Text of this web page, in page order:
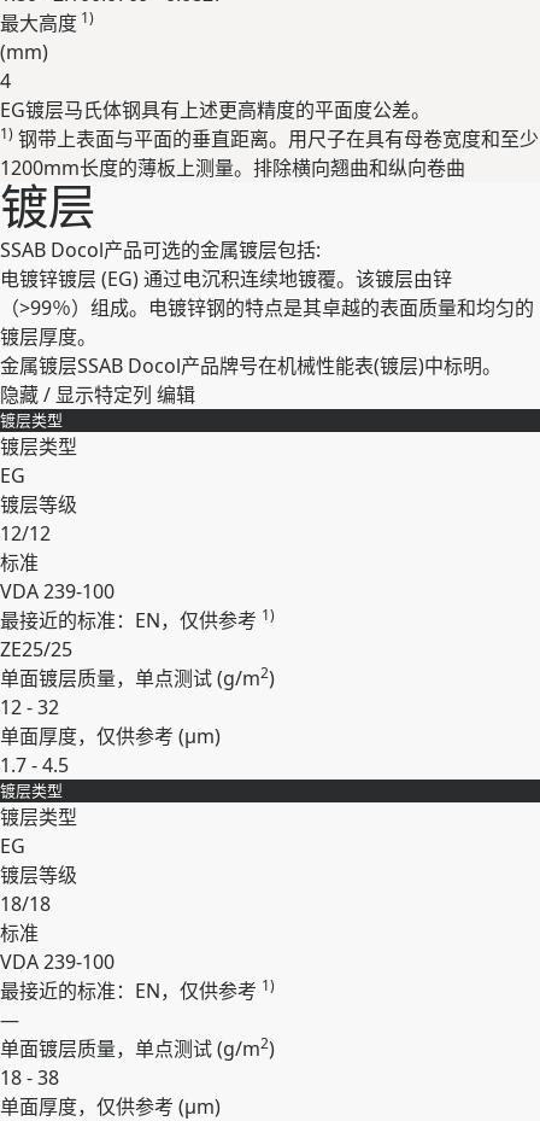
最⼤⾼度 1)
(mm)
4
展开
EG镀层⻢⽒体钢具有上述更⾼精度的平⾯度公差。
1) 钢带上表⾯与平⾯的垂直距离。⽤尺⼦在具有⺟卷宽度和⾄少
1200mm⻓度的薄板上测量。排除横向翘曲和纵向卷曲
镀层
SSAB Docol产品可选的⾦属镀层包括:
电镀锌镀层 (EG) 通过电沉积连续地镀覆。该镀层由锌
（>99％）组成。电镀锌钢的特点是其卓越的表⾯质量和均匀的
镀层厚度。
⾦属镀层SSAB Docol产品牌号在机械性能表(镀层)中标明。
隐藏 / 显示特定列 编辑
镀层类型
镀层类型
EG
镀层等级
12/12
标准
VDA 239-100
最接近的标准：EN，仅供参考 1)
ZE25/25
单面镀层质量，单点测试 (g/m2)
12 - 32
单面厚度，仅供参考 (µm)
1.7 - 4.5
展开
镀层类型
镀层类型
EG
镀层等级
18/18
标准
VDA 239-100
最接近的标准：EN，仅供参考 1)
—
单面镀层质量，单点测试 (g/m2)
18 - 38
单面厚度，仅供参考 (µm)